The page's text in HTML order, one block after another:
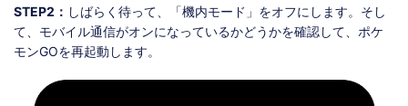
STEP2： しばらく待って、「機内モード」をオフにします。そし
て、モバイル通信がオンになっているかどうかを確認して、ポケ
モンGOを再起動します。